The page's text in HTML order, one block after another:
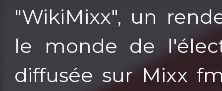
"WikiMixx", un
le monde de
diffusée sur Mixx